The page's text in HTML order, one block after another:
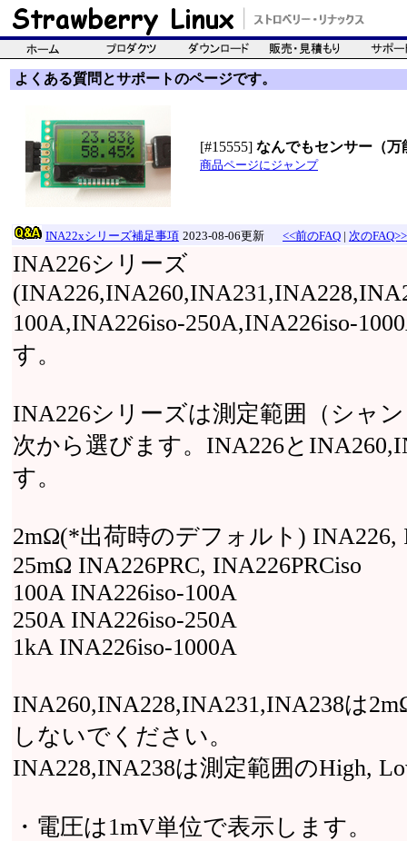
よくある質問とサポートのページです。
[#15555] なんでもセンサー（万
商品ページにジャンプ
INA22xシリーズ補足事項 2023-08-06更新 <<前のFAQ | 次のFAQ>>
INA226シリーズ
100A,INA226iso-250A,INA226iso-
す。
INA226シリーズは測定範囲（シャ
次から選びます。INA226と
す。
2mΩ(*出荷時のデフォルト) INA226,
25mΩ INA226PRC, INA226PRCiso
100A INA226iso-100A
250A INA226iso-250A
1kA INA226iso-1000A
INA260,INA228,INA231,INA238は
しないでください。
INA228,INA238は測定範囲のHigh,
・電圧は1mV単位で表示します。